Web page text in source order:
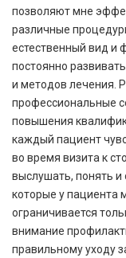
позволяют мне
различные
естественный вид и
постоянно
и методов лечения.
профессиональные
повышения
каждый пациент
во время визита к
выслушать, понять и
которые у пациента
ограничивается
внимание
правильному уходу